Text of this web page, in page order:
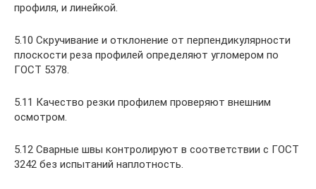
профиля, и линейкой.
5.10 Скручивание и отклонение от перпендикулярности
плоскости реза профилей определяют угломером по
ГОСТ 5378.
5.11 Качество резки профилем проверяют внешним
осмотром.
5.12 Сварные швы контролируют в соответствии с ГОСТ
3242 без испытаний наплотность.